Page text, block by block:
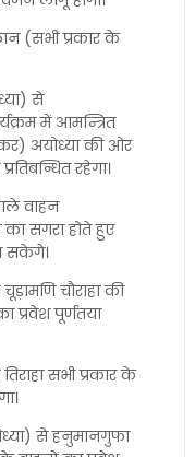
(सभी प्रकार के
से
में आमन्त्रित
अयोध्या की ओर
रहेगा।
वाहन
सगरा होते हुए
सकेगे।
चौराहा की
प्रवेश पूर्णतया
सभी प्रकार के
से हनुमानगुफा